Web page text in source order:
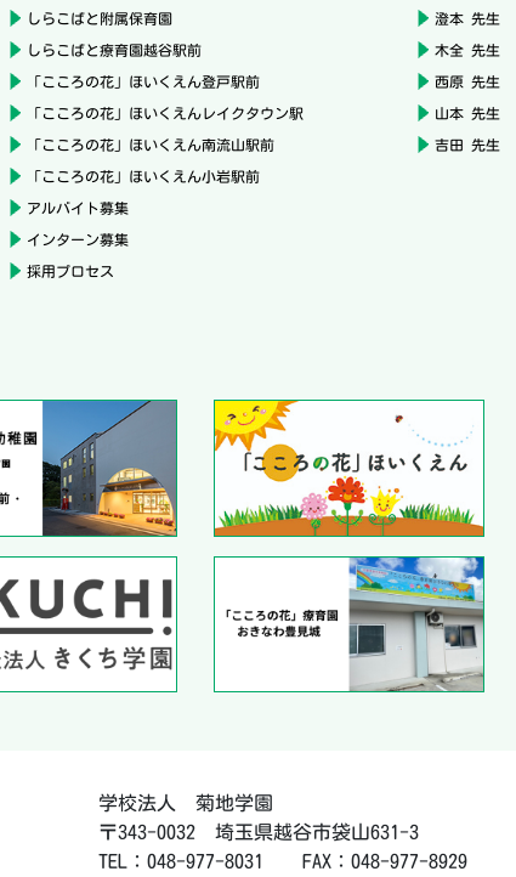
しらこばと附属保育園
しらこばと療育園越谷駅前
「こころの花」ほいくえん登戸駅前
「こころの花」ほいくえんレイクタウン駅
「こころの花」ほいくえん南流山駅前
「こころの花」ほいくえん小岩駅前
アルバイト募集
インターン募集
採用プロセス
澄本 先生
木全 先生
西原 先生
山本 先生
吉田 先生
学校法人 菊地学園
〒343-0032 埼玉県越谷市袋山631-3
TEL：048-977-8031 FAX：048-977-8929